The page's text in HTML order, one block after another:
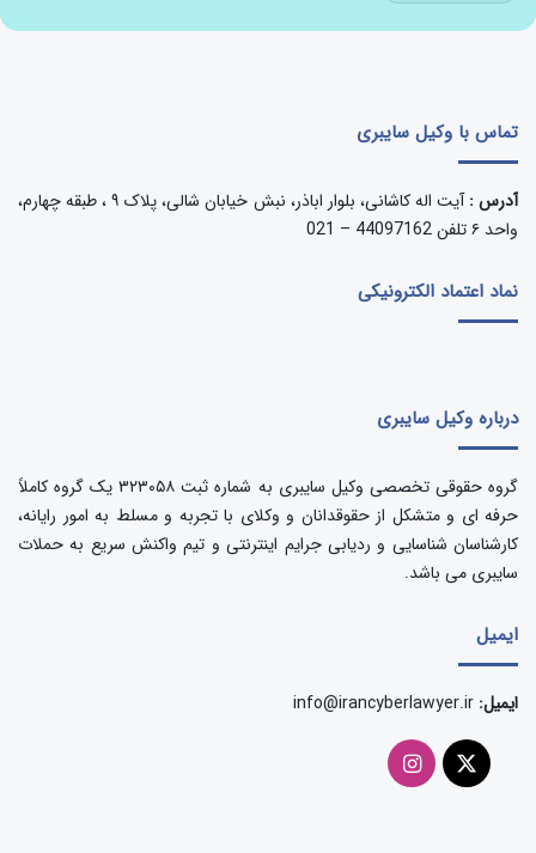
تماس با وکیل سایبری
آدرس :
آیت اله کاشانی، بلوار اباذر، نبش خیابان شالی، پلاک ۹ ، طبقه چهارم،
واحد ۶ تلفن 44097162 – 021
نماد اعتماد الکترونیکی
درباره وکیل سایبری
گروه حقوقی تخصصی وکیل سایبری به شماره ثبت ۳۲۳۰۵۸ یک گروه کاملاً
حرفه ای و متشکل از حقوقدانان و وکلای با تجربه و مسلط به امور رایانه،
کارشناسان شناسایی و ردیابی جرایم اینترنتی و تیم واکنش سریع به حملات
سایبری می باشد.
ایمیل
ایمیل: info@irancyberlawyer.ir